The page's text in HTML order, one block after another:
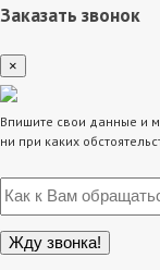
Заказать звонок
×
Впишите свои данные и
ни при каких